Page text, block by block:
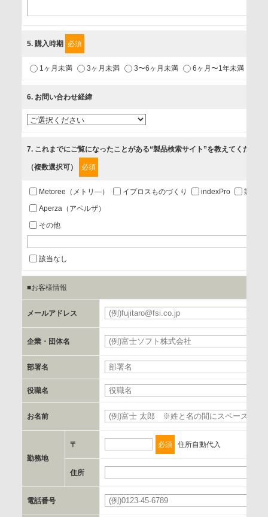
1.当社が取り扱う商品・サービスに関するご案内
2.当社が開催（主催・共催・協賛）するセミナーなど、各種イ
3.お客様の業務内容、及び興味、関心に応じた情報の提供
4.お客様満足度調査等のアンケートの依頼
第三者提供の有無
あり
a.個人情報の提供・利用目的
当該企業/団体のサービス等のご案内及び当該企業/団体からの
情報を提供するため
b.第三者に提供される個人データの項目
郵便番号、住所、電話番号、FAX番号、メールアドレス
c.第三者への提供の手段または手法
書類の送付又は電子的な方法
d.提供先および管理者
当社とイベント/セミナーを共同で開催する企業/団体
e.個人情報取り扱いに関する契約
当社と当該企業/団体とは、個人情報取扱に関する覚書の締結
を行います。
5. 購入時期 必須
1ヶ月未満 3ヶ月未満 3〜6ヶ月未満 6ヶ月〜1年未満
6. お問い合わせ経緯
7. これまでにご覧になったことがある“製品検索サイト”を教えてください
（複数選択可） 必須
Metoree（メトリ—） イプロスものづくり indexPro
製品ナ
Aperza（アペルザ）
その他
該当なし
■お客様情報
メールアドレス
企業・団体名
部署名
役職名
お名前
勤務地
〒 必須 住所自動代入
住所
電話番号